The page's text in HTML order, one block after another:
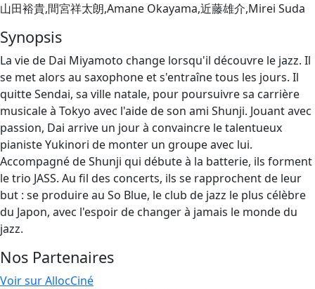
山田裕貴,間宮祥太朗,Amane Okayama,近藤雄介,Mirei Suda
Synopsis
La vie de Dai Miyamoto change lorsqu'il découvre le jazz. Il
se met alors au saxophone et s'entraîne tous les jours. Il
quitte Sendai, sa ville natale, pour poursuivre sa carrière
musicale à Tokyo avec l'aide de son ami Shunji. Jouant avec
passion, Dai arrive un jour à convaincre le talentueux
pianiste Yukinori de monter un groupe avec lui.
Accompagné de Shunji qui débute à la batterie, ils forment
le trio JASS. Au fil des concerts, ils se rapprochent de leur
but : se produire au So Blue, le club de jazz le plus célèbre
du Japon, avec l'espoir de changer à jamais le monde du
jazz.
Nos Partenaires
Voir sur AllocCiné